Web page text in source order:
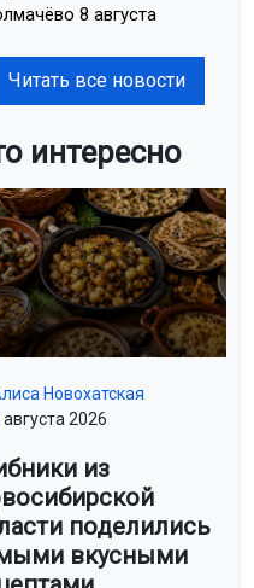
8 августа
Читать все новости
интересно
Новохатская
августа 2026
из
поделились
вкусными